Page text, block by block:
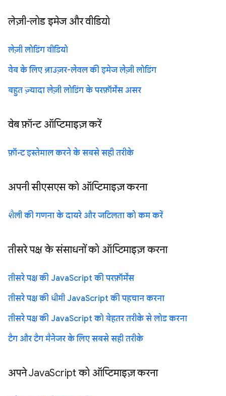
लेज़ी-लोड इमेज और वीडियो
लेज़ी लोडिंग वीडियो
वेब के लिए ब्राउज़र-लेवल की इमेज लेज़ी लोडिंग
बहुत ज़्यादा लेज़ी लोडिंग के परफ़ॉर्मेंस असर
वेब फ़ॉन्ट ऑप्टिमाइज़ करें
फ़ॉन्ट इस्तेमाल करने के सबसे सही तरीके
अपनी सीएसएस को ऑप्टिमाइज़ करना
शैली की गणना के दायरे और जटिलता को कम करें
तीसरे पक्ष के संसाधनों को ऑप्टिमाइज़ करना
तीसरे पक्ष की JavaScript की परफ़ॉर्मेंस
तीसरे पक्ष की धीमी JavaScript की पहचान करना
तीसरे पक्ष की JavaScript को बेहतर तरीके से लोड करना
टैग और टैग मैनेजर के लिए सबसे सही तरीके
अपने JavaScript को ऑप्टिमाइज़ करना